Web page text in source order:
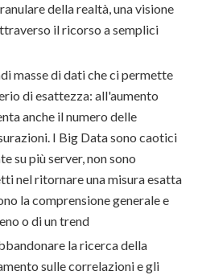
della realtà, una visione
il ricorso a semplici
masse di dati che ci permette
di esattezza: all'aumento
anche il numero delle
I Big Data sono caotici
su più server, non sono
nel ritornare una misura esatta
la comprensione generale e
o di un trend
la ricerca della
sulle correlazioni e gli